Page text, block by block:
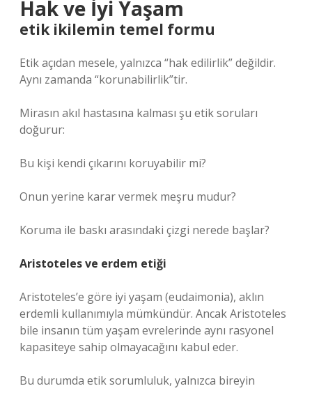
Hak ve İyi Yaşam
etikikilemin temel formu
Etik açıdan mesele, yalnızca “hak edilirlik” değildir.
Aynı zamanda “korunabilirlik”tir.
Mirasın akıl hastasına kalması şu etik soruları
doğurur:
Bu kişi kendi çıkarını koruyabilir mi?
Onun yerine karar vermek meşru mudur?
Koruma ile baskı arasındaki çizgi nerede başlar?
Aristoteles ve erdem etiği
Aristoteles’e göre iyi yaşam (eudaimonia), aklın
erdemli kullanımıyla mümkündür. Ancak Aristoteles
bile insanın tüm yaşam evrelerinde aynı rasyonel
kapasiteye sahip olmayacağını kabul eder.
Bu durumda etik sorumluluk, yalnızca bireyin